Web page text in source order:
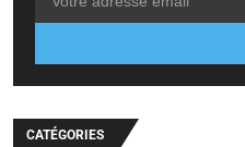
CATÉGORIES